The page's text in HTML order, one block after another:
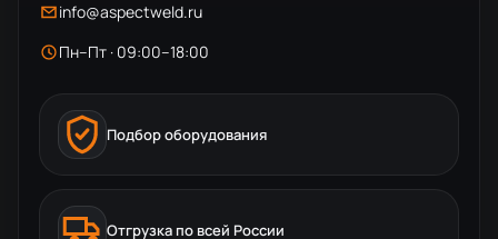
info@aspectweld.ru
Пн–Пт · 09:00–18:00
Подбор оборудования
Отгрузка по всей России